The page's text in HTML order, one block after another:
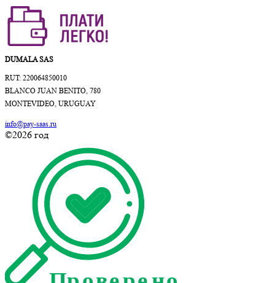
DUMALA SAS
RUT: 220064850010
BLANCO JUAN BENITO, 780
MONTEVIDEO, URUGUAY
info@pay-saas.ru
©2026 год